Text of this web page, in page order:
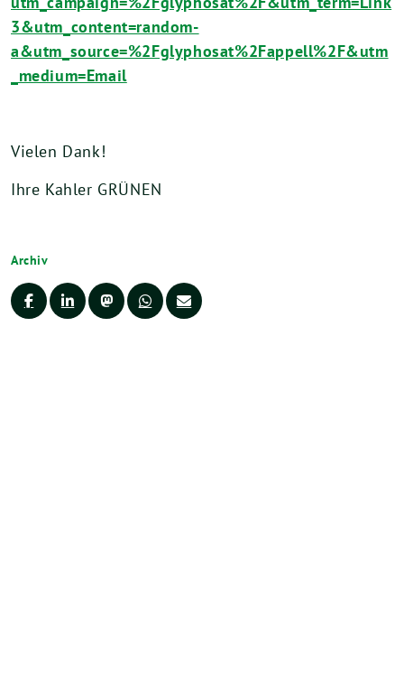
3&utm_content=random-
a&utm_source=%2Fglyphosat%2Fappell%2F&utm
_medium=Email
Vielen Dank!
Ihre Kahler GRÜNEN
Archiv